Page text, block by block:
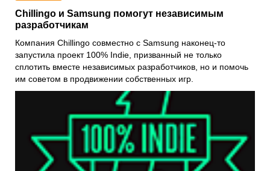
Chillingo и Samsung помогут независимым
разработчикам
Компания Chillingo совместно с Samsung наконец-то
запустила проект 100% Indie, призванный не только
сплотить вместе независимых разработчиков, но и помочь
им советом в продвижении собственных игр.